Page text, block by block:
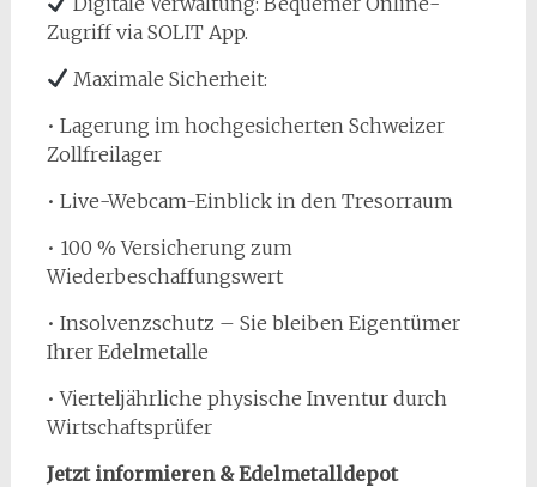
Zugriff via SOLIT App.
Maximale Sicherheit:
• Lagerung im hochgesicherten Schweizer
Zollfreilager
• Live-Webcam-Einblick in den Tresorraum
• 100 % Versicherung zum
Wiederbeschaffungswert
• Insolvenzschutz – Sie bleiben Eigentümer
Ihrer Edelmetalle
• Vierteljährliche physische Inventur durch
Wirtschaftsprüfer
Jetzt informieren & Edelmetalldepot